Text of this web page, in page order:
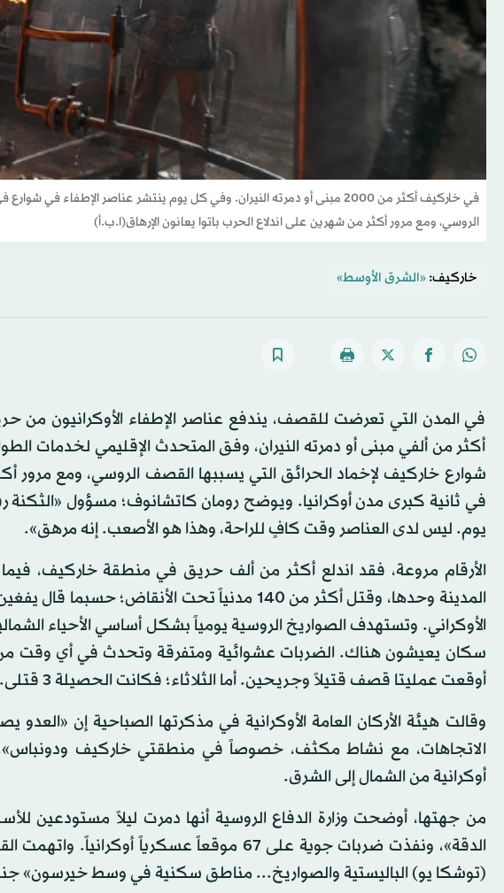
في خاركيف أكثر من 2000 مبنى أو دمرته النيران. وفي كل يوم ينتشر عناصر
الروسي، ومع مرور أكثر من شهرين على اندلاع الحرب باتوا يعانون الإرهاق(ا.ب.أ)
خاركيف: «الشرق الأوسط»
في المدن التي تعرضت للقصف، يندفع عناصر الإطفاء الأوكرانيون
أكثر من ألفي مبنى أو دمرته النيران، وفق المتحدث الإقليمي لخدمات
شوارع خاركيف لإخماد الحرائق التي يسببها القصف الروسي، ومع مرور
يوم. ليس لدى العناصر وقت كافٍ للراحة، وهذا هو الأصعب. إنه مرهق».
الأرقام مروعة، فقد اندلع أكثر من ألف حريق في منطقة خاركيف،
المدينة وحدها، وقتل أكثر من 140 مدنياً تحت
الأوكراني. وتستهدف الصواريخ الروسية يومياً بشكل أساسي الأحياء
سكان يعيشون هناك. الضربات عشوائية ومتفرقة وتحدث في أي وقت من
أوقعت عمليتا قصف قتيلاً وجريحين. أما الثلاثاء؛ فكانت الحصيلة 3 قتلى.
وقالت هيئة الأركان العامة الأوكرانية في مذكرتها الصباحية إن
الاتجاهات، مع نشاط مكثف، خصوصاً في منطقتي خاركيف
أوكرانية من الشمال إلى الشرق.
من جهتها، أوضحت وزارة الدفاع الروسية أنها دمرت ليلاً مستودعين
الدقة»، ونفذت ضربات جوية على 67 موقعاً عسكرياً
(توشكا يو) الباليستية والصواريخ... مناطق سكنية في وسط خيرسون»